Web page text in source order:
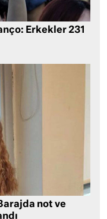
Erkekler 231
not ve